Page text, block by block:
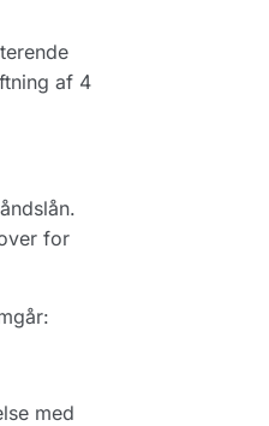
af 4
for
med